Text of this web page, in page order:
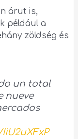
árut is,
például a
zöldség és
un total
nueve